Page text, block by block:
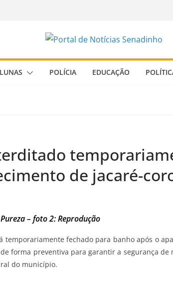
POLÍCIA EDUCAÇÃO
de jacaré-
– foto 2: Reprodução
fechado para banho após o
forma preventiva para garantir a segurança de
do município.